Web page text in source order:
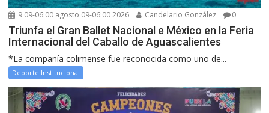
9 09-06:00 agosto 09-06:00 2026 Candelario González 0
Triunfa el Gran Ballet Nacional e México en la Feria
Internacional del Caballo de Aguascalientes
*La compañía colimense fue reconocida como uno de...
Deporte Institucional